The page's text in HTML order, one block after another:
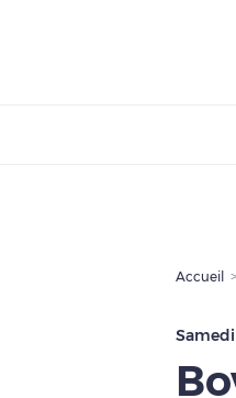
Accueil